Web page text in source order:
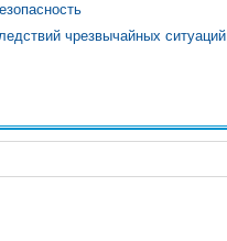
чрезвычайных ситуаций